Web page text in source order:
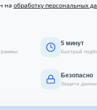
на обработку персональных
5 минут
Быстрый
Безопасно
Защита